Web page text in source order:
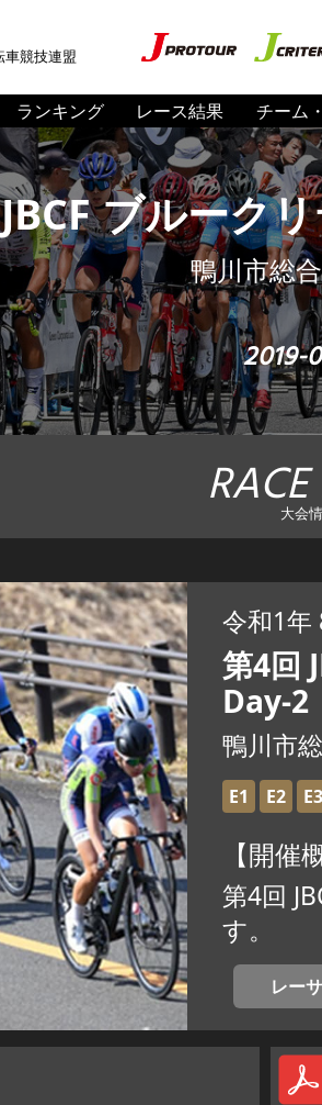
車競技連盟
ランキング レース結果 チーム
ブルーク
鴨川市総
2019-
大会
令和1年
第4回
Day-2
鴨川市
E1 E2 E3
【開催
第4回
す。
レー